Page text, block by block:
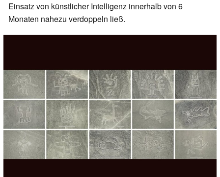
Einsatz von künstlicher Intelligenz innerhalb von 6
Monaten nahezu verdoppeln ließ.